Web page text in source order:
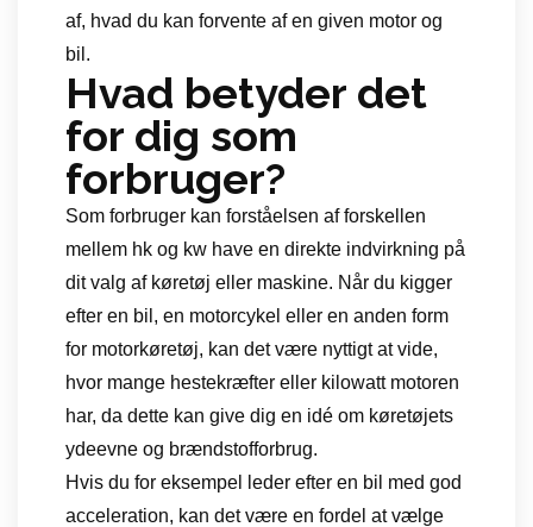
af, hvad du kan forvente af en given motor og
bil.
Hvad betyder det
for dig som
forbruger?
Som forbruger kan forståelsen af forskellen
mellem hk og kw have en direkte indvirkning på
dit valg af køretøj eller maskine. Når du kigger
efter en bil, en motorcykel eller en anden form
for motorkøretøj, kan det være nyttigt at vide,
hvor mange hestekræfter eller kilowatt motoren
har, da dette kan give dig en idé om køretøjets
ydeevne og brændstofforbrug.
Hvis du for eksempel leder efter en bil med god
acceleration, kan det være en fordel at vælge